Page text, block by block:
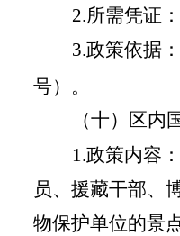
2.所需凭证
3.政策依据
号）。
（十）区
1.政策内容
员、援藏干部、
物保护单位的景